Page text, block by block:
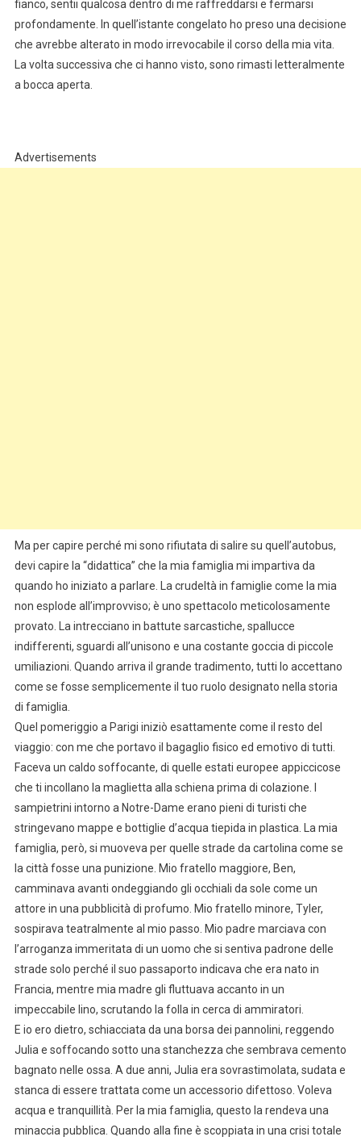
fianco, sentii qualcosa dentro di me raffreddarsi e fermarsi
profondamente. In quell’istante congelato ho preso una decisione
che avrebbe alterato in modo irrevocabile il corso della mia vita.
La volta successiva che ci hanno visto, sono rimasti letteralmente
a bocca aperta.
Advertisements
Ma per capire perché mi sono rifiutata di salire su quell’autobus,
devi capire la “didattica” che la mia famiglia mi impartiva da
quando ho iniziato a parlare. La crudeltà in famiglie come la mia
non esplode all’improvviso; è uno spettacolo meticolosamente
provato. La intrecciano in battute sarcastiche, spallucce
indifferenti, sguardi all’unisono e una costante goccia di piccole
umiliazioni. Quando arriva il grande tradimento, tutti lo accettano
come se fosse semplicemente il tuo ruolo designato nella storia
di famiglia.
Quel pomeriggio a Parigi iniziò esattamente come il resto del
viaggio: con me che portavo il bagaglio fisico ed emotivo di tutti.
Faceva un caldo soffocante, di quelle estati europee appiccicose
che ti incollano la maglietta alla schiena prima di colazione. I
sampietrini intorno a Notre-Dame erano pieni di turisti che
stringevano mappe e bottiglie d’acqua tiepida in plastica. La mia
famiglia, però, si muoveva per quelle strade da cartolina come se
la città fosse una punizione. Mio fratello maggiore, Ben,
camminava avanti ondeggiando gli occhiali da sole come un
attore in una pubblicità di profumo. Mio fratello minore, Tyler,
sospirava teatralmente al mio passo. Mio padre marciava con
l’arroganza immeritata di un uomo che si sentiva padrone delle
strade solo perché il suo passaporto indicava che era nato in
Francia, mentre mia madre gli fluttuava accanto in un
impeccabile lino, scrutando la folla in cerca di ammiratori.
E io ero dietro, schiacciata da una borsa dei pannolini, reggendo
Julia e soffocando sotto una stanchezza che sembrava cemento
bagnato nelle ossa. A due anni, Julia era sovrastimolata, sudata e
stanca di essere trattata come un accessorio difettoso. Voleva
acqua e tranquillità. Per la mia famiglia, questo la rendeva una
minaccia pubblica. Quando alla fine è scoppiata in una crisi totale